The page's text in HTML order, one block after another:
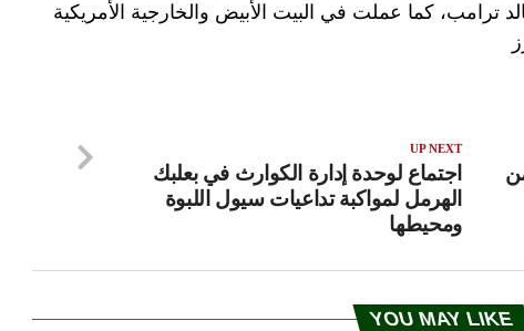
ترامب، كما عملت في البيت الأبيض والخارجية الأمريكية
UP NEXT
اجتماع لوحدة إدارة الكوارث في بعلبك
الهرمل لمواكبة تداعيات سيول اللبوة
ومحيطها
YOU MAY LIKE